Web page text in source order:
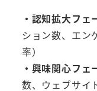
・認知拡大フェ
ション数、エン
率）
・興味関心フェ
数、ウェブサイ